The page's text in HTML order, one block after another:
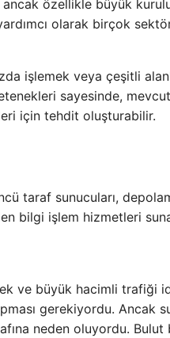
ancak özellikle büyük
olarak birçok
işlemek veya çeşitli
sayesinde,
için tehdit oluşturabilir.
taraf sunucuları,
bilgi işlem hizmetleri
ve büyük hacimli trafiği
gerekiyordu. Ancak
neden oluyordu.